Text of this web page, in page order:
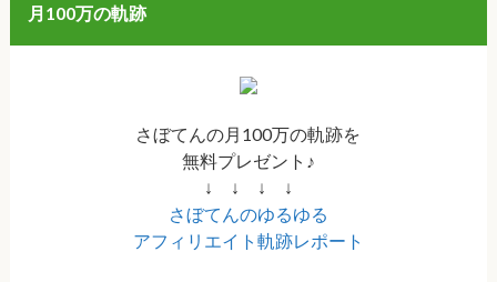
月100万の軌跡
さぼてんの月100万の軌跡を
無料プレゼント♪
↓ ↓ ↓ ↓
さぼてんのゆるゆる
アフィリエイト軌跡レポート